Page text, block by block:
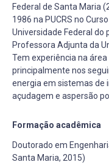
Federal de Santa Maria
1986 na PUCRS no
Universidade Federal do
Professora Adjunta da
Tem experiência na
principalmente nos
energia em sistemas de
açudagem e aspersão
Formação acadêmica
Doutorado em
Santa Maria, 2015)